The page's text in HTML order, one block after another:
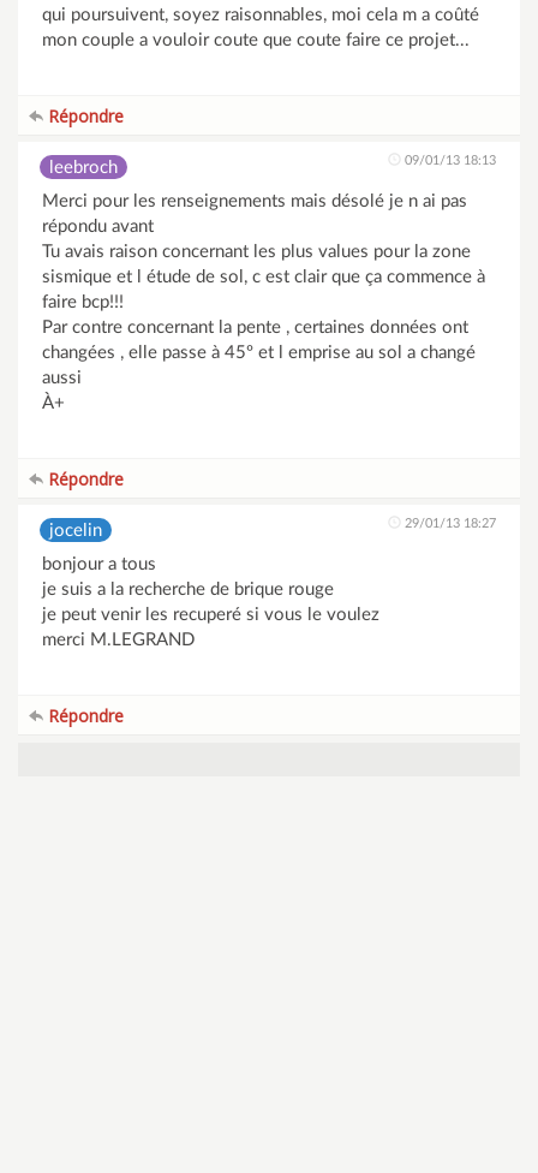
qui poursuivent, soyez raisonnables, moi cela m a coûté
mon couple a vouloir coute que coute faire ce projet...
Répondre
leebroch 09/01/13 18:13
Merci pour les renseignements mais désolé je n ai pas
répondu avant
Tu avais raison concernant les plus values pour la zone
sismique et l étude de sol, c est clair que ça commence à
faire bcp!!!
Par contre concernant la pente , certaines données ont
changées , elle passe à 45º et l emprise au sol a changé
aussi
À+
Répondre
jocelin 29/01/13 18:27
bonjour a tous
je suis a la recherche de brique rouge
je peut venir les recuperé si vous le voulez
merci M.LEGRAND
Répondre